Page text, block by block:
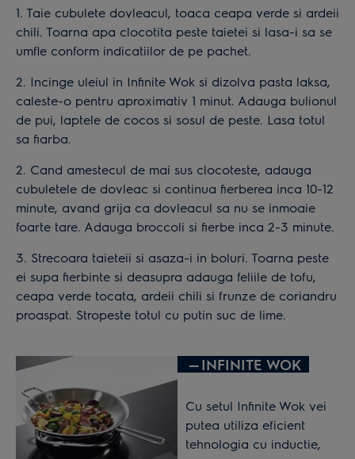
1. Taie cubulete dovleacul, toaca ceapa verde si ardeii
chili. Toarna apa clocotita peste taietei si lasa-i sa se
umfle conform indicatiilor de pe pachet.
2. Incinge uleiul in Infinite Wok si dizolva pasta laksa,
caleste-o pentru aproximativ 1 minut. Adauga bulionul
de pui, laptele de cocos si sosul de peste. Lasa totul
sa fiarba.
2. Cand amestecul de mai sus clocoteste, adauga
cubuletele de dovleac si continua fierberea inca 10-12
minute, avand grija ca dovleacul sa nu se inmoaie
foarte tare. Adauga broccoli si fierbe inca 2-3 minute.
3. Strecoara taieteii si asaza-i in boluri. Toarna peste
ei supa fierbinte si deasupra adauga feliile de tofu,
ceapa verde tocata, ardeii chili si frunze de coriandru
proaspat. Stropeste totul cu putin suc de lime.
—INFINITE WOK
Cu setul Infinite Wok vei
putea utiliza eficient
tehnologia cu inductie,